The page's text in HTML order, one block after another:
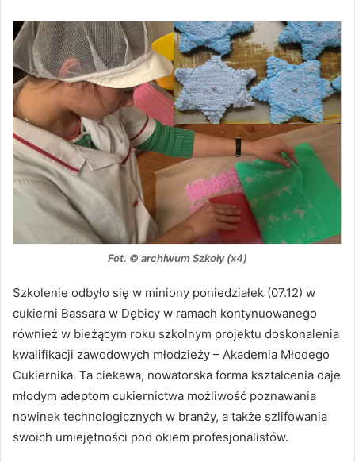
Fot. © archiwum Szkoły (x4)
Szkolenie odbyło się w miniony poniedziałek (07.12) w
cukierni Bassara w Dębicy w ramach kontynuowanego
również w bieżącym roku szkolnym projektu doskonalenia
kwalifikacji zawodowych młodzieży – Akademia Młodego
Cukiernika. Ta ciekawa, nowatorska forma kształcenia daje
młodym adeptom cukiernictwa możliwość poznawania
nowinek technologicznych w branży, a także szlifowania
swoich umiejętności pod okiem profesjonalistów.